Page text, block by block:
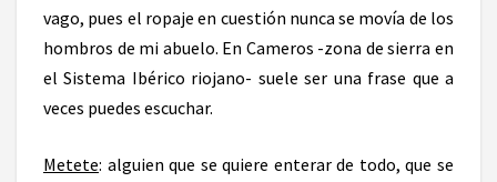
vago, pues el ropaje en cuestión nunca se movía de los
hombros de mi abuelo. En Cameros -zona de sierra en
el Sistema Ibérico riojano- suele ser una frase que a
veces puedes escuchar.
Metete: alguien que se quiere enterar de todo, que se